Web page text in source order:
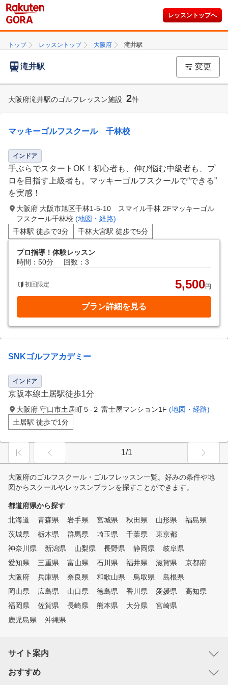
レッスントップへ
トップ レッスントップ 大阪府 滝井駅
滝井駅 変更
大阪府滝井駅のゴルフレッスン施設 2件
マッキーゴルフスクール 千林校
インドア
手ぶらでスタートOK！初心者も、伸び悩む中級者も、プ
ロを目指す上級者も。マッキーゴルフスクールで“できる”
を実感！
大阪府 大阪市旭区千林1-5-10 スマイル千林 2Fマッキーゴル
フスクール千林校 (地図・経路)
千林駅 徒歩で3分
千林大宮駅 徒歩で5分
プロ指導！体験レッスン
時間：50分
回数：3
初回限定 5,500円
プラン詳細を見る
SNKゴルフアカデミー
インドア
京阪本線土居駅徒歩1分
大阪府 守口市土居町５-２ 富士屋マンション1F (地図・経路)
土居駅 徒歩で1分
1/1
大阪府のゴルフスクール・ゴルフレッスン一覧。好みの条件や地
図からスクールやレッスンプランを探すことができます。
都道府県から探す
北海道
青森県 岩手県 宮城県 秋田県 山形県
福島県
茨城県
栃木県 群馬県 埼玉県 千葉県
東京都
神奈川県
新潟県 山梨県 長野県 静岡県
岐阜県
愛知県
三重県 富山県 石川県 福井県 滋賀県
京都府
大阪府
兵庫県 奈良県 和歌山県 鳥取県
島根県
岡山県
広島県 山口県 徳島県 香川県 愛媛県
高知県
福岡県
佐賀県 長崎県 熊本県 大分県
宮崎県
鹿児島県
沖縄県
サイト案内
おすすめ